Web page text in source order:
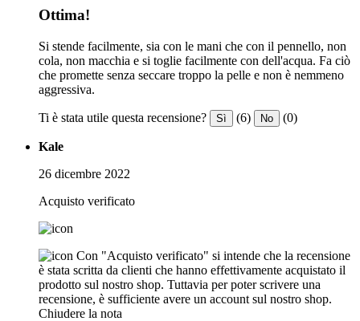
Ottima!
Si stende facilmente, sia con le mani che con il pennello, non
cola, non macchia e si toglie facilmente con dell'acqua. Fa ciò
che promette senza seccare troppo la pelle e non è nemmeno
aggressiva.
Ti è stata utile questa recensione? Sì (6) No (0)
Kale
26 dicembre 2022
Acquisto verificato
Con "Acquisto verificato" si intende che la recensione
è stata scritta da clienti che hanno effettivamente acquistato il
prodotto sul nostro shop. Tuttavia per poter scrivere una
recensione, è sufficiente avere un account sul nostro shop.
Chiudere la nota